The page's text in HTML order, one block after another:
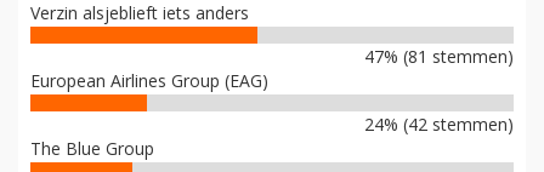
Verzin alsjeblieft iets anders
47% (81 stemmen)
European Airlines Group (EAG)
24% (42 stemmen)
The Blue Group